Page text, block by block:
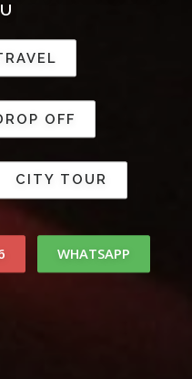
OFF
CITY TOUR
WHATSAPP